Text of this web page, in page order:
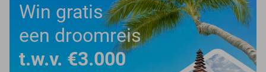
Win gratis
een droomreis
t.w.v. €3.000